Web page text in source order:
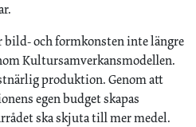
bild- och formkonsten inte längre
Kultursamverkansmodellen.
produktion. Genom att
egen budget skapas
ska skjuta till mer medel.